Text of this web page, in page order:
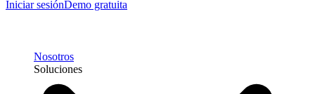
Iniciar sesiónDemo gratuita
Nosotros
Soluciones